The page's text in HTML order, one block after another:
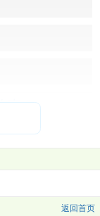
查？
的签约国有
返回首页